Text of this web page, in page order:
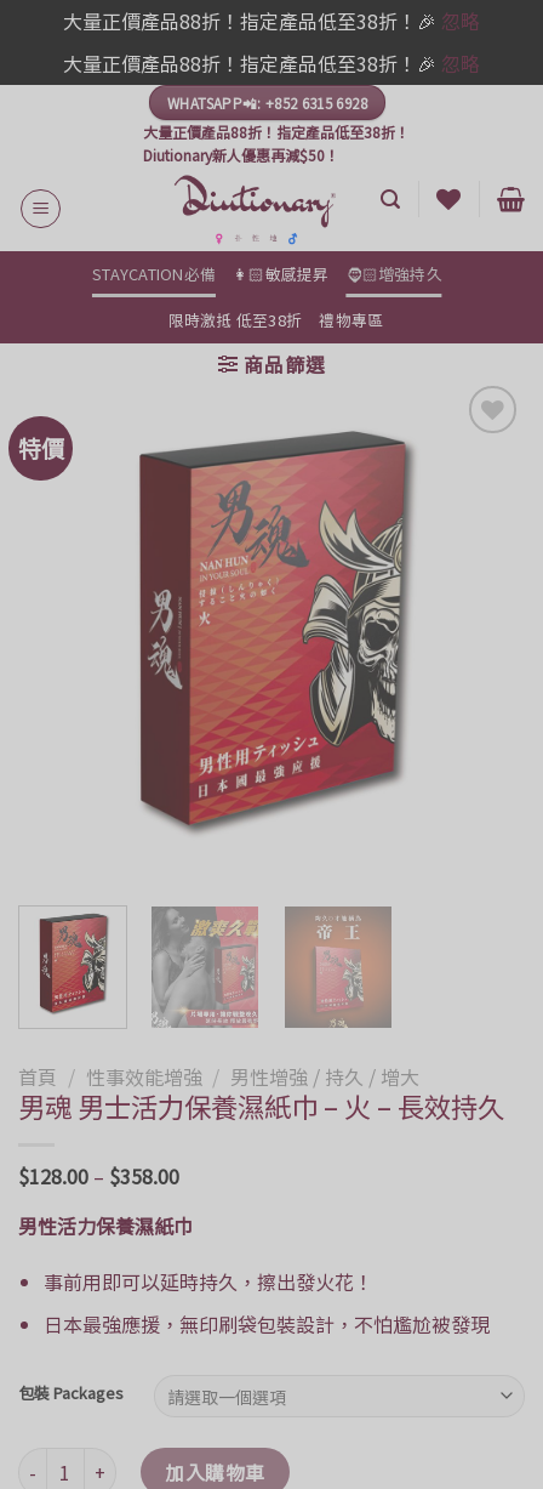
大量正價產品88折！指定產品低至38折！🎉 忽略
大量正價產品88折！指定產品低至38折！🎉 忽略
WHATSAPP📲: +852 6315 6928
大量正價產品88折！指定產品低至38折！
Diutionary新人優惠再減$50！
STAYCATION必備 👩🏻敏感提昇
🧔🏻增強持久
限時激抵 低至38折
禮物專區
商品篩選
特價
首頁 / 性事效能增強 / 男性增強 / 持久 / 增大
男魂 男士活力保養濕紙巾 – 火 – 長效持久
$128.00 – $358.00Price
$128.00
through
男性活力保養濕紙巾
事前用即可以延時持久，擦出發火花！
日本最強應援，無印刷袋包裝設計，不怕尷尬被發現
包裝 Packages
男魂 男士活力保養濕紙巾 - 火 - 長效持久 數量
加入購物車